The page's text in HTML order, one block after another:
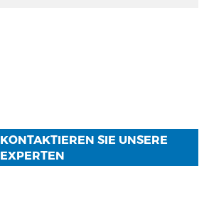
KONTAKTIEREN SIE UNSERE
EXPERTEN